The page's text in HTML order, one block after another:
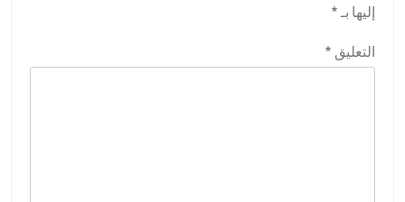
إليها بـ*
التعليق *